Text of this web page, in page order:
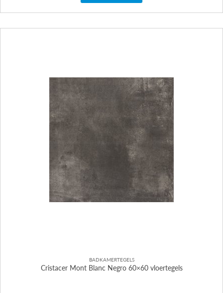
BADKAMERTEGELS
Cristacer Mont Blanc Negro 60×60 vloertegels